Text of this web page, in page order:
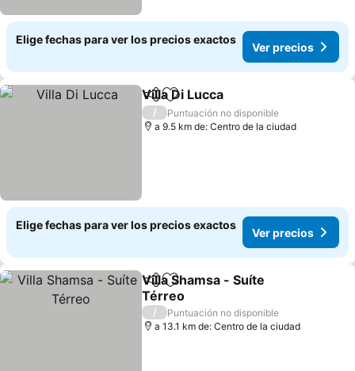
Elige fechas para ver los precios exactos
Ver precios
CompartirAgregar a favoritos
Villa Di Lucca
/
Puntuación no disponible
a 9.5 km de: Centro de la ciudad
Elige fechas para ver los precios exactos
Ver precios
CompartirAgregar a favoritos
Villa Shamsa - Suíte
Térreo
Ver precios
/
Puntuación no disponible
a 13.1 km de: Centro de la ciudad